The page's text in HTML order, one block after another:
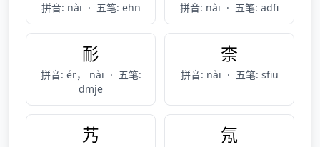
拼音: nài · 五笔: ehn 拼音: nài · 五笔: adfi
耏
拼音: ér， nài · 五笔:
dmje
柰
拼音: nài · 五笔: sfiu
艿 氖